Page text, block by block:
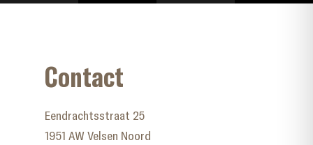
Contact
Eendrachtsstraat 25
1951 AW Velsen Noord